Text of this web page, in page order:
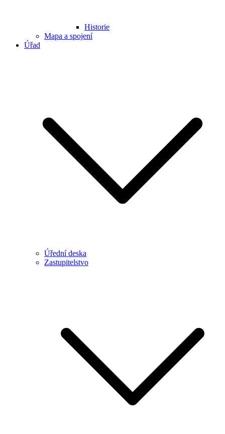
Historie
Mapa a spojení
Úřad
Úřední deska
Zastupitelstvo